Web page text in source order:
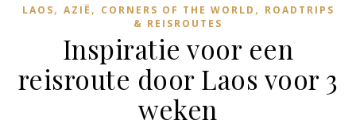
LAOS, AZIË , CORNERS OF THE WORLD , ROADTRIPS
& REISROUTES
Inspiratie voor een
reisroute door Laos voor 3
weken